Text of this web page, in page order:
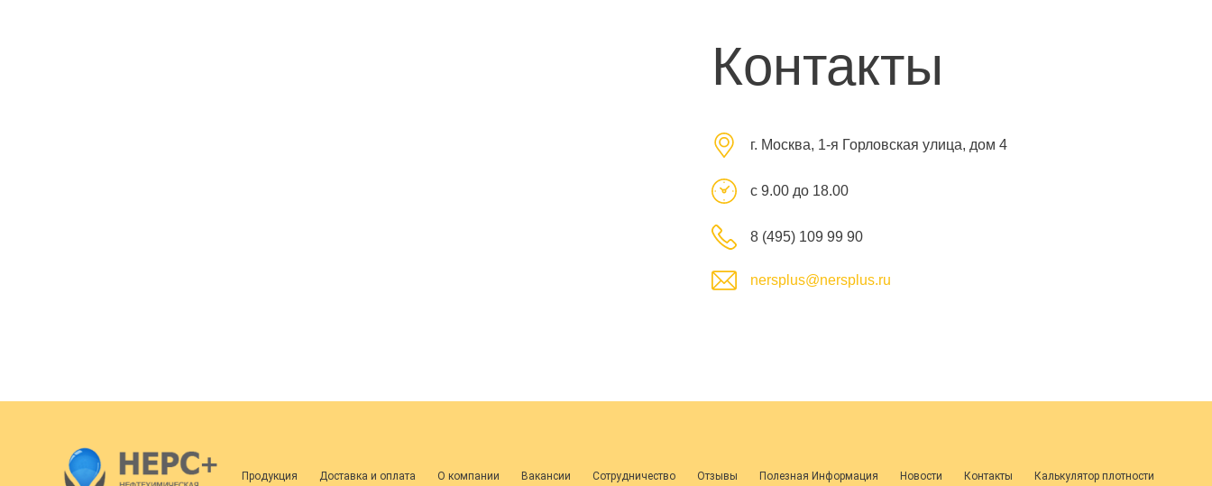
Контакты
г. Москва, 1-я Горловская улица, дом 4
с 9.00 до 18.00
8 (495) 109 99 90
nersplus@nersplus.ru
Продукция Доставка и оплата О компании Вакансии Сотрудничество Отзывы Полезная Информация Новости Контакты Калькулятор плотности